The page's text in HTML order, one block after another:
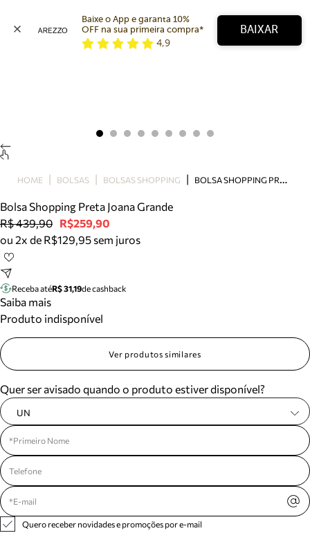
Bolsa
Tamanco
Tênis
Mule
Tire dúvidas sobre pedidos, devoluções e mais.
Meus pedidos
Acompanhe seus pedidos e solicite devoluções.
Baixe o App e garanta 10%
OFF na sua primeira compra*
4,9
BAIXAR
HOME BOLSAS BOLSAS SHOPPING B
OLSA SHOPPING PRETA JOANA GRANDE
Bolsa Shopping Preta Joana Grande
R$ 439,90 R$259,90
ou 2x de R$129,95 sem juros
Receba atéR$ 31,19de cashback
Saiba mais
Produto indisponível
Ver produtos similares
Quer ser avisado quando o produto estiver disponível?
UN
Quero receber novidades e promoções por e-mail